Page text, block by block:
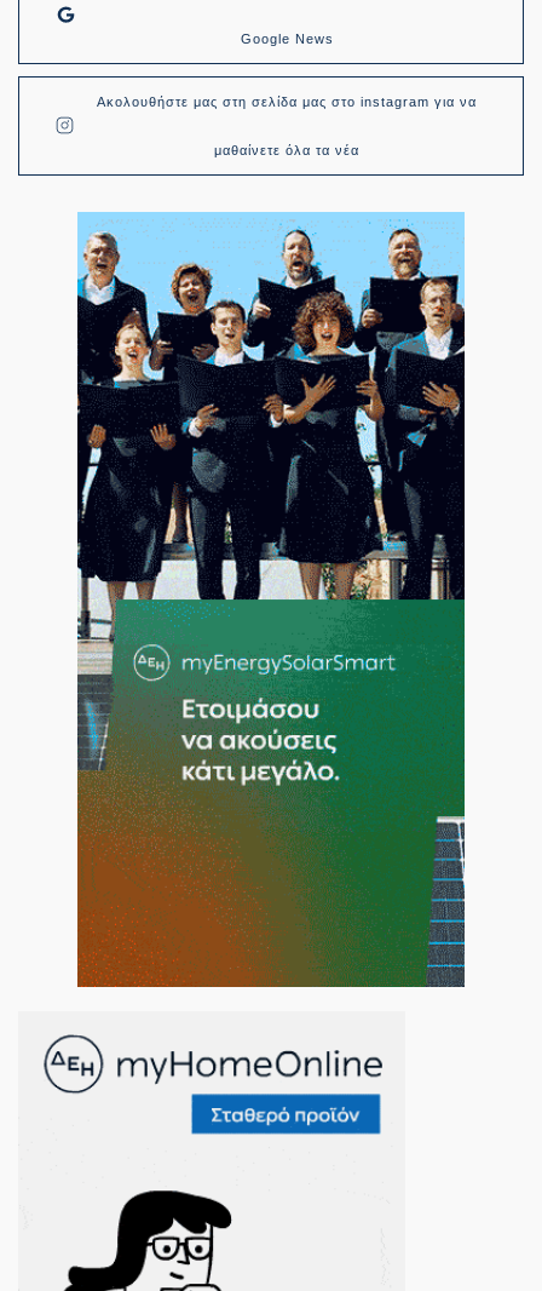
Google News
Ακολουθήστε μας στη σελίδα μας στο instagram για να
μαθαίνετε όλα τα νέα